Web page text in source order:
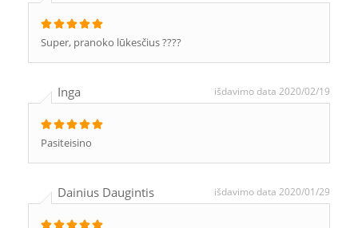
Super, pranoko lūkesčius ????
Inga išdavimo data 2020/02/19
Pasiteisino
Dainius Daugintis išdavimo data 2020/01/29